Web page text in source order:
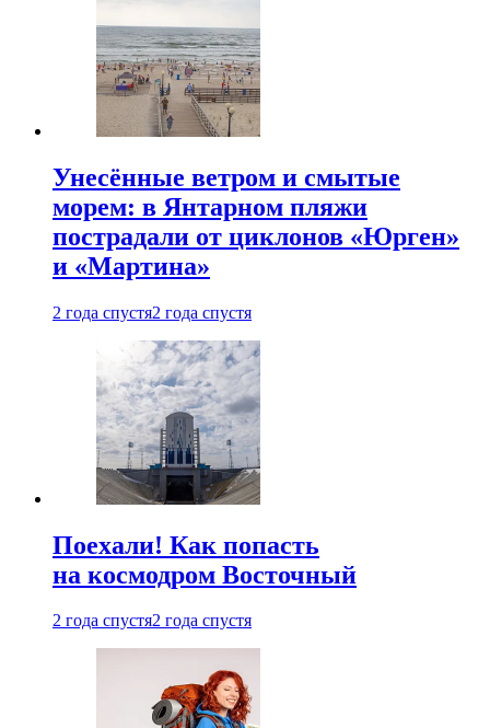
Унесённые ветром и смытые
морем: в Янтарном пляжи
пострадали от циклонов «Юрген»
и «Мартина»
2 года спустя2 года спустя
Поехали! Как попасть
на космодром Восточный
2 года спустя2 года спустя